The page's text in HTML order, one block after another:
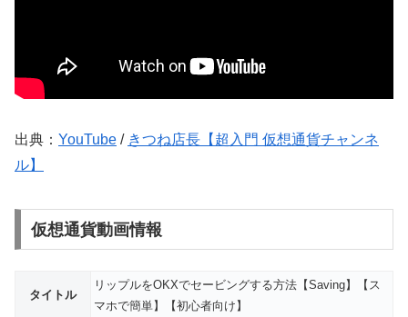
出典： YouTube / きつね店長【超入門 仮想通貨チャンネ
ル】
仮想通貨動画情報
タイトル
リップルをOKXでセービングする方法【Saving】【ス
マホで簡単】【初心者向け】